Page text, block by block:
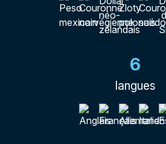
6
langues